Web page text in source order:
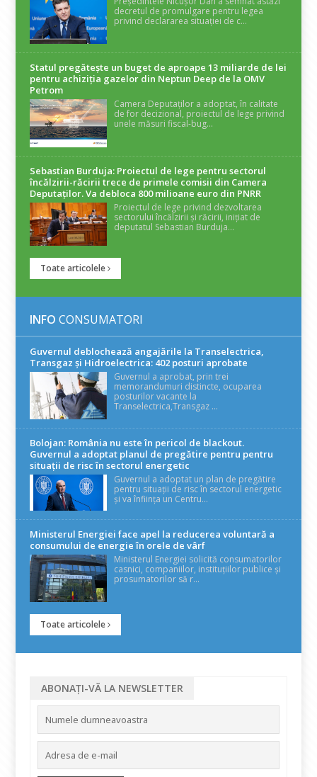
decretul de promulgare pentru legea
privind declararea situației de c...
Statul pregătește un buget de aproape 13 miliarde de lei
pentru achiziția gazelor din Neptun Deep de la OMV
Petrom
Camera Deputaților a adoptat, în calitate
de for decizional, proiectul de lege privind
unele măsuri fiscal-bug...
Sebastian Burduja: Proiectul de lege pentru sectorul
încălzirii-răcirii trece de primele comisii din Camera
Deputaților. Va debloca 800 milioane euro din PNRR
Proiectul de lege privind dezvoltarea
sectorului încălzirii și răcirii, inițiat de
deputatul Sebastian Burduja...
Toate articolele
INFO CONSUMATORI
Guvernul deblochează angajările la Transelectrica,
Transgaz și Hidroelectrica: 402 posturi aprobate
Guvernul a aprobat, prin trei
memorandumuri distincte, ocuparea
posturilor vacante la
Transelectrica,Transgaz ...
Bolojan: România nu este în pericol de blackout.
Guvernul a adoptat planul de pregătire pentru pentru
situații de risc în sectorul energetic
Guvernul a adoptat un plan de pregătire
pentru situații de risc în sectorul energetic
și va înființa un Centru...
Ministerul Energiei face apel la reducerea voluntară a
consumului de energie în orele de vârf
Ministerul Energiei solicită consumatorilor
casnici, companiilor, instituțiilor publice și
prosumatorilor să r...
Toate articolele
ABONAȚI-VĂ LA NEWSLETTER